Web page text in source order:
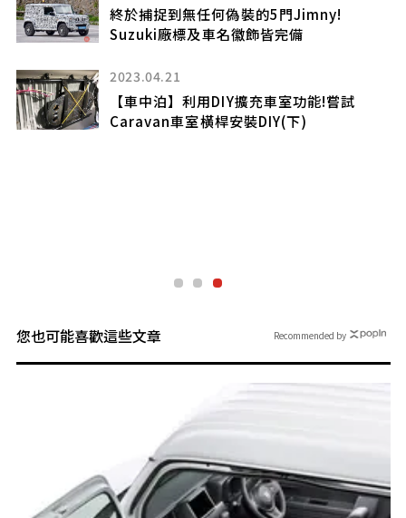
終於捕捉到無任何偽裝的5門Jimny!
Suzuki廠標及車名徽飾皆完備
2023.04.21
【車中泊】利用DIY擴充車室功能!嘗試
Caravan車室橫桿安裝DIY(下)
您也可能喜歡這些文章 Recommended by